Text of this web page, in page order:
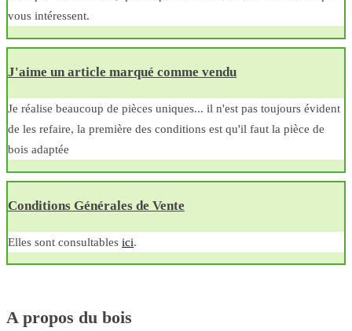
vous intéressent.
J'aime un article marqué comme vendu
Je réalise beaucoup de pièces uniques... il n'est pas toujours évident
de les refaire, la première des conditions est qu'il faut la pièce de
bois adaptée
Conditions Générales de Vente
Elles sont consultables ici.
A propos du bois